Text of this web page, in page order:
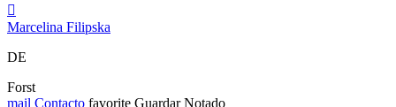

Marcelina Filipska
DE
Forst
mail Contacto favorite Guardar Notado